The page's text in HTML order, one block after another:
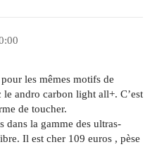
les mêmes motifs de
le andro carbon light all+. C’est
de toucher.
dans la gamme des ultras-
Il est cher 109 euros , pèse